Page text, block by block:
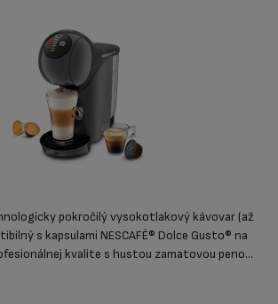
pokročilý vysokotlakový kávovar (až
s kapsulami NESCAFÉ® Dolce Gusto® na
kvalite s hustou zamatovou penou,